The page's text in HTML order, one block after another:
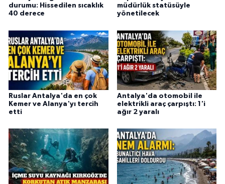
durumu: Hissedilen sıcaklık
40 derece
müdürlük statüsüyle
yönetilecek
Ruslar Antalya'da en çok
Kemer ve Alanya'yı tercih
etti
Antalya'da otomobil ile
elektrikli araç çarpıştı: 1'i
ağır 2 yaralı